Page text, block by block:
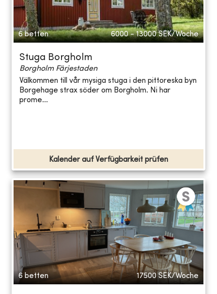
6 betten 6000 - 13000 SEK/Woche
Stuga Borgholm
Borgholm Färjestaden
Välkommen till vår mysiga stuga i den pittoreska byn
Borgehage strax söder om Borgholm. Ni har
prome...
Kalender auf Verfügbarkeit prüfen
6 betten 17500 SEK/Woche